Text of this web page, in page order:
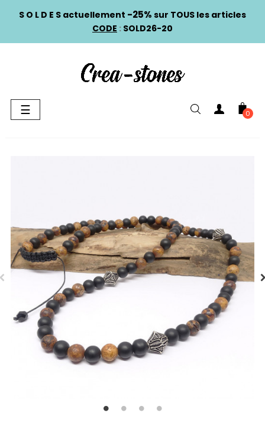
S O L D E S actuellement -25% sur TOUS les articles
CODE : SOLD26-20
Basculer
la
☰ 0